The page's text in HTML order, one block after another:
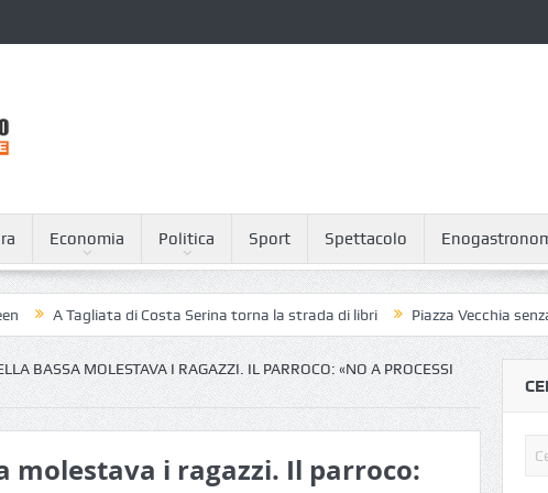
Economia Politica Sport Spettacolo
Tagliata di Costa Serina torna la strada di libri Piazza Vecchia senza
BASSA MOLESTAVA I RAGAZZI. IL PARROCO: «NO A PROCESSI
molestava i ragazzi. Il parroco: